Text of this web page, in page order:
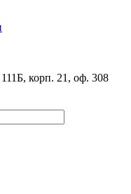
корп. 21, оф. 308